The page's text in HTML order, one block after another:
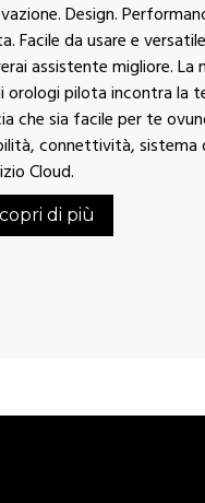
Design.
Facile da usare e
assistente migliore. La
orologi pilota incontra la
che sia facile per te
connettività, sistema
Cloud.
di più